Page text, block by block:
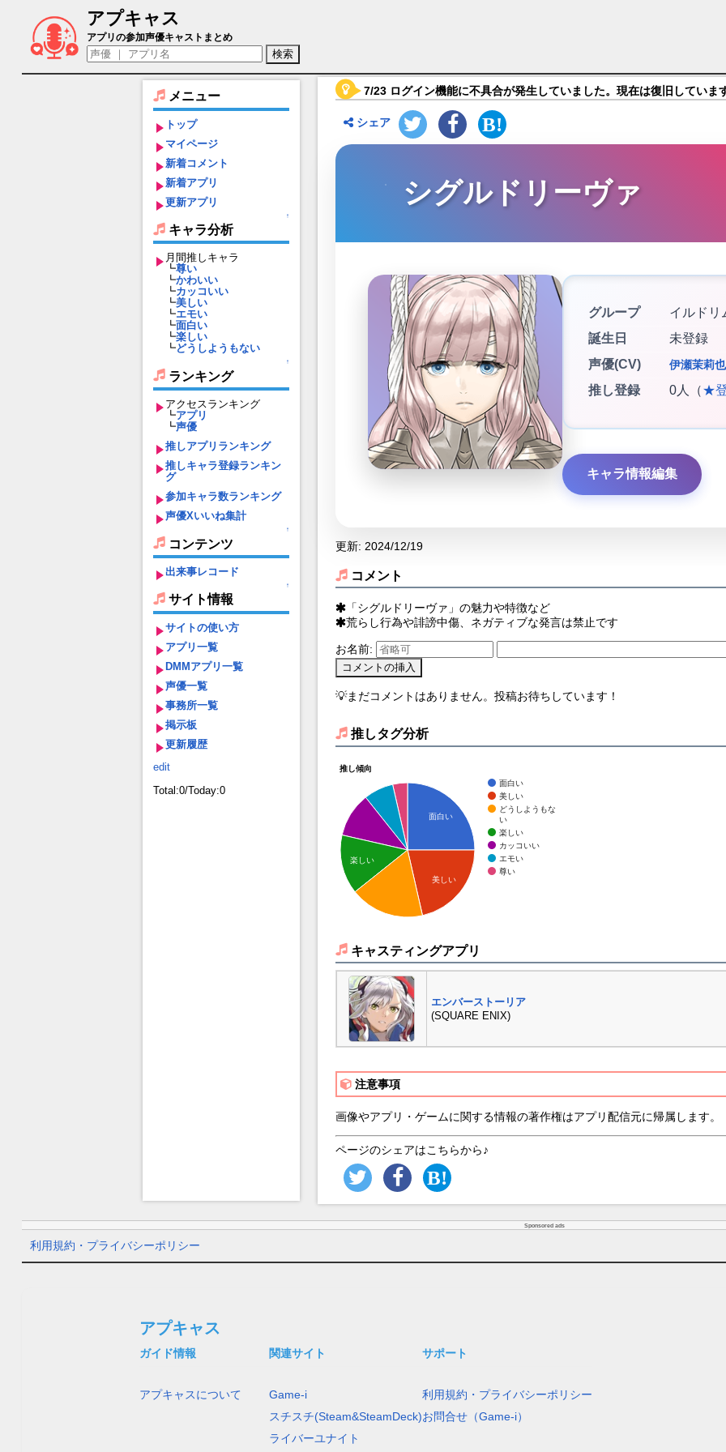
アプキャス
シグルドリーヴァ（声優：伊瀬茉莉也)【エンバーストーリア】キャラ紹介
アプリの参加声優キャストまとめ
メニュー
トップ
マイページ
新着コメント
新着アプリ
更新アプリ
↑
キャラ分析
月間推しキャラ
┗尊い
┗かわいい
┗カッコいい
┗美しい
┗エモい
┗面白い
┗楽しい
┗どうしようもない
↑
ランキング
アクセスランキング
┗アプリ
┗声優
推しアプリランキング
推しキャラ登録ランキン
グ
参加キャラ数ランキング
声優Xいいね集計
↑
コンテンツ
出来事レコード
↑
サイト情報
サイトの使い方
アプリ一覧
DMMアプリ一覧
声優一覧
事務所一覧
掲示板
更新履歴
edit
Total:0/Today:0
7/23 ログイン機能に不具合が発生していました。現在は復旧していま
シェア
シグルドリーヴァ
グループ
イルドリ
誕生日
未登録
声優(CV)
伊瀬茉莉也
推し登録 0人（★
キャラ情報編集
更新: 2024/12/19
コメント
「シグルドリーヴァ」の魅力や特徴など
荒らし行為や誹謗中傷、ネガティブな発言は禁止です
お名前:
💡まだコメントはありません。投稿お待ちしています！
推しタグ分析
推し傾向
面白い
美しい
どうしようもな
い
楽しい
カッコいい
エモい
尊い
面白い
美しい
楽しい
キャスティングアプリ
エンバーストーリア
(SQUARE ENIX)
注意事項
画像やアプリ・ゲームに関する情報の著作権はアプリ配信元に帰属します。
ページのシェアはこちらから♪
Sponsored ads
利用規約・プライバシーポリシー
アプキャス
ガイド情報
アプキャスについて
関連サイト
Game-i
スチスチ(Steam&SteamDeck)
ライバーユナイト
サポート
利用規約・プライバシーポリシー
お問合せ（Game-i）